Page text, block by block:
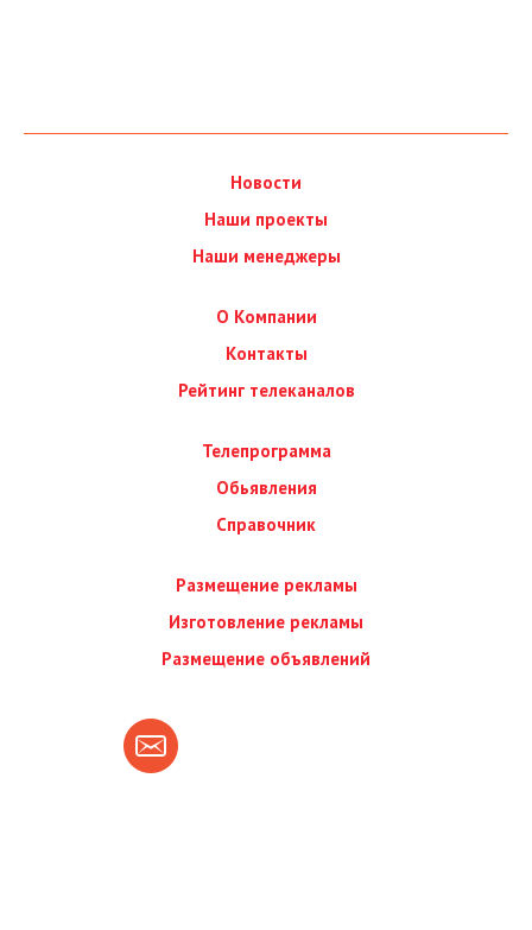
Новости
Наши проекты
Наши менеджеры
О Компании
Контакты
Рейтинг телеканалов
Телепрограмма
Обьявления
Справочник
Размещение рекламы
Изготовление рекламы
Размещение объявлений